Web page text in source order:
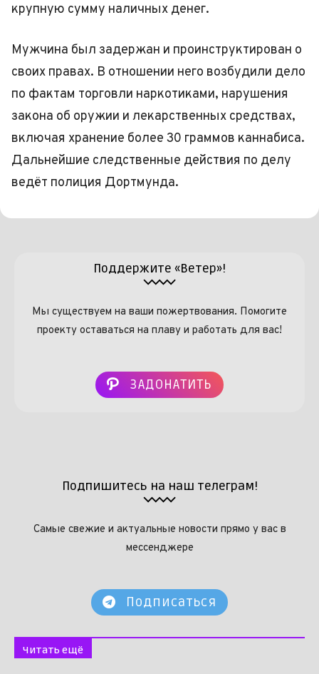
крупную сумму наличных денег.
Мужчина был задержан и проинструктирован о
своих правах. В отношении него возбудили дело
по фактам торговли наркотиками, нарушения
закона об оружии и лекарственных средствах,
включая хранение более 30 граммов каннабиса.
Дальнейшие следственные действия по делу
ведёт полиция Дортмунда.
Поддержите «Ветер»!
Мы существуем на ваши пожертвования. Помогите
проекту оставаться на плаву и работать для вас!
ЗАДОНАТИТЬ
Подпишитесь на наш телеграм!
Самые свежие и актуальные новости прямо у вас в
мессенджере
Подписаться
Читать ещё